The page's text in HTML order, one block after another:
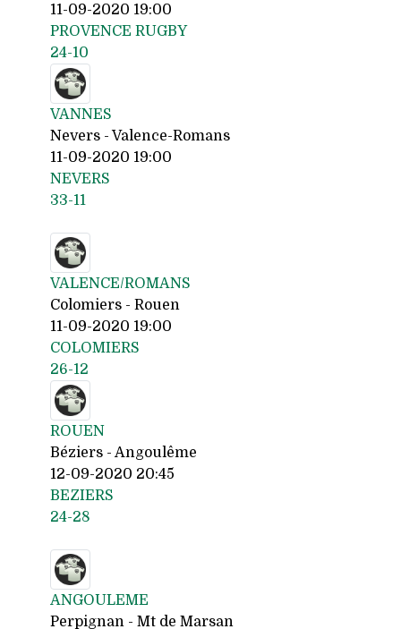
11-09-2020 19:00
PROVENCE RUGBY
24-10
VANNES
Nevers - Valence-Romans
11-09-2020 19:00
NEVERS
33-11
VALENCE/ROMANS
Colomiers - Rouen
11-09-2020 19:00
COLOMIERS
26-12
ROUEN
Béziers - Angoulême
12-09-2020 20:45
BEZIERS
24-28
ANGOULEME
Perpignan - Mt de Marsan